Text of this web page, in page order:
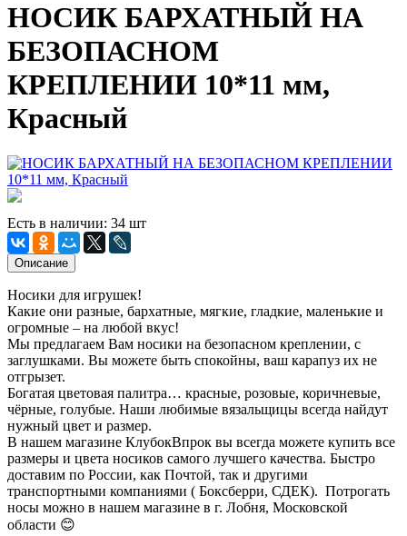
НОСИК БАРХАТНЫЙ НА
БЕЗОПАСНОМ
КРЕПЛЕНИИ 10*11 мм,
Красный
Есть в наличии: 34 шт
Описание
Носики для игрушек!
Какие они разные, бархатные, мягкие, гладкие, маленькие и
огромные – на любой вкус!
Мы предлагаем Вам носики на безопасном креплении, с
заглушками. Вы можете быть спокойны, ваш карапуз их не
отгрызет.
Богатая цветовая палитра… красные, розовые, коричневые,
чёрные, голубые. Наши любимые вязальщицы всегда найдут
нужный цвет и размер.
В нашем магазине КлубокВпрок вы всегда можете купить все
размеры и цвета носиков самого лучшего качества. Быстро
доставим по России, как Почтой, так и другими
транспортными компаниями ( Боксберри, СДЕК). Потрогать
носы можно в нашем магазине в г. Лобня, Московской
области 😊